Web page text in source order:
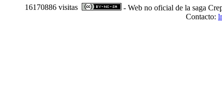
16170886 visitas
- Web no oficial de la saga
Contacto: